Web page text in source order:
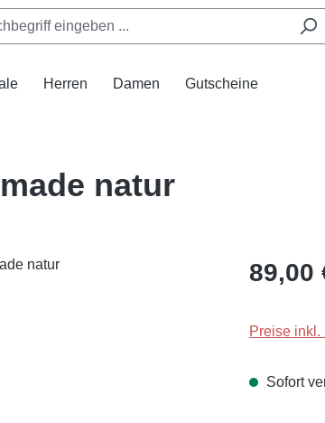
der Kategorie Mützen
Dropdown der Kategorie Hüte
Schließe das Dropdown der Kategorie Marken
Herren Damen Gutscheine
natur
Regulärer
89,00
Preise inkl.
Sofort